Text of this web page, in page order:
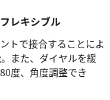
レキシブル
トで接合することによ
また、ダイヤルを緩
度、角度調整でき